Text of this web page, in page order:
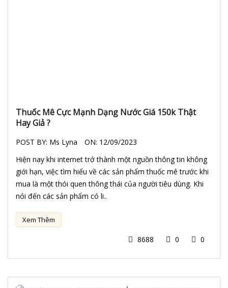
Thuốc Mê Cực Mạnh Dạng Nước Giá 150k Thật
Hay Giả ?
POST BY: Ms Lyna ON: 12/09/2023
Hiện nay khi internet trở thành một nguồn thông tin không
giới hạn, việc tìm hiểu về các sản phẩm thuốc mê trước khi
mua là một thói quen thông thái của người tiêu dùng. Khi
nói đến các sản phẩm có li..
Xem Thêm
8688 0 0